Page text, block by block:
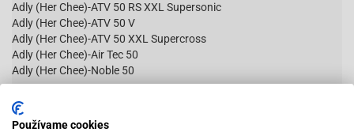
Adly (Her Chee)-ATV 50 RS XXL Supersonic
Adly (Her Chee)-ATV 50 V
Adly (Her Chee)-ATV 50 XXL Supercross
Adly (Her Chee)-Air Tec 50
Adly (Her Chee)-Noble 50
Adly (Her Chee)-Panther 50
Adly (Her Chee)-Silver Fox
Čítať viac
Používame cookies